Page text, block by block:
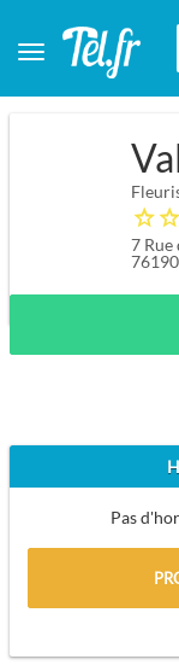
7
76190
Pas